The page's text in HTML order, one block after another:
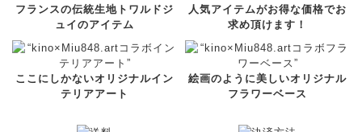
フランスの伝統生地トワルドジ
ュイのアイテム
人気アイテムがお得な価格でお
求め頂けます！
ここにしかないオリジナルイン
テリアアート
絵画のように美しいオリジナル
フラワーベース